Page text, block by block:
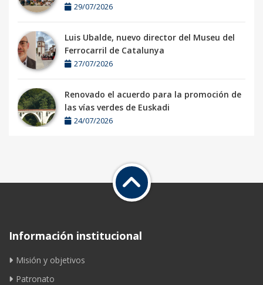
29/07/2026
Luis Ubalde, nuevo director del Museu del
Ferrocarril de Catalunya
27/07/2026
Renovado el acuerdo para la promoción de
las vías verdes de Euskadi
24/07/2026
Información institucional
Misión y objetivos
Patronato